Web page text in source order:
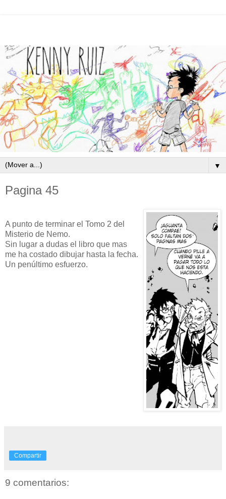
▼
Pagina 45
A punto de terminar el Tomo 2 del
Misterio de Nemo.
Sin lugar a dudas el libro que mas
me ha costado dibujar hasta la fecha.
Un penúltimo esfuerzo.
Compartir
9 comentarios: